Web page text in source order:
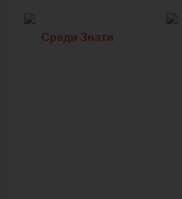
Среди Знати